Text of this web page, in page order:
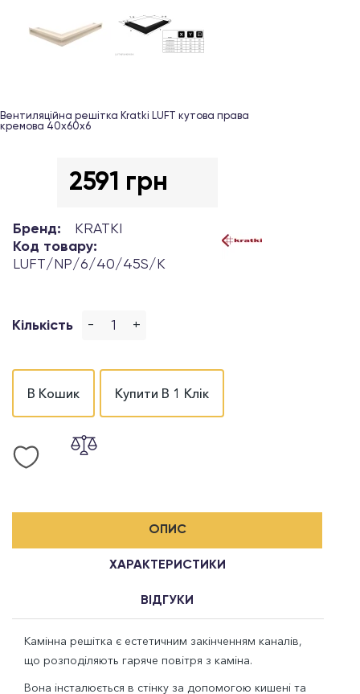
Вентиляційна решітка Kratki LUFT кутова права
кремова 40х60х6
2591 грн
Бренд:
KRATKI
Код товару:
LUFT/NP/6/40/45S/K
Кількість - +
В Кошик Купити В 1 Клік
ОПИС
ХАРАКТЕРИСТИКИ
ВІДГУКИ
Камінна решітка є естетичним закінченням каналів,
що розподіляють гаряче повітря з каміна.
Вона інсталюється в стінку за допомогою кишені та